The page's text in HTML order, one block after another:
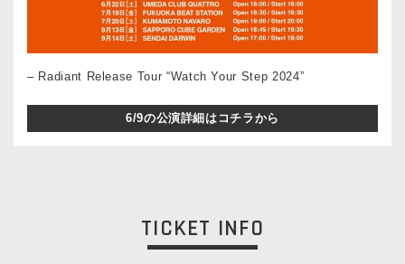
– Radiant Release Tour “Watch Your Step 2024”
6/9の公演詳細はコチラから
TICKET INFO